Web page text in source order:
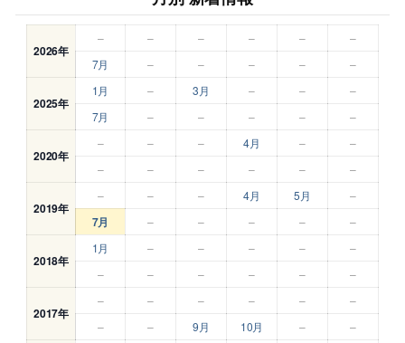
2026年
– – – – –
–
7月
– – – – –
2025年
1月 – 3月 – –
–
7月
– – – – –
2020年
– – – 4月 –
–
–
– – – – –
2019年
– – – 4月 5月 –
7月 – – – – –
2018年
1月 – – – –
–
–
– – – – –
2017年
– – – – –
–
–
– 9月 10月 – –